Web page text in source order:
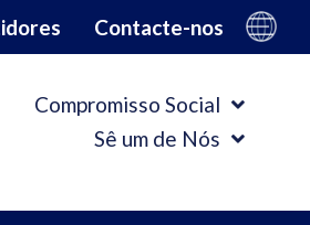
Contacte-nos
Compromisso Social
Sê um de Nós